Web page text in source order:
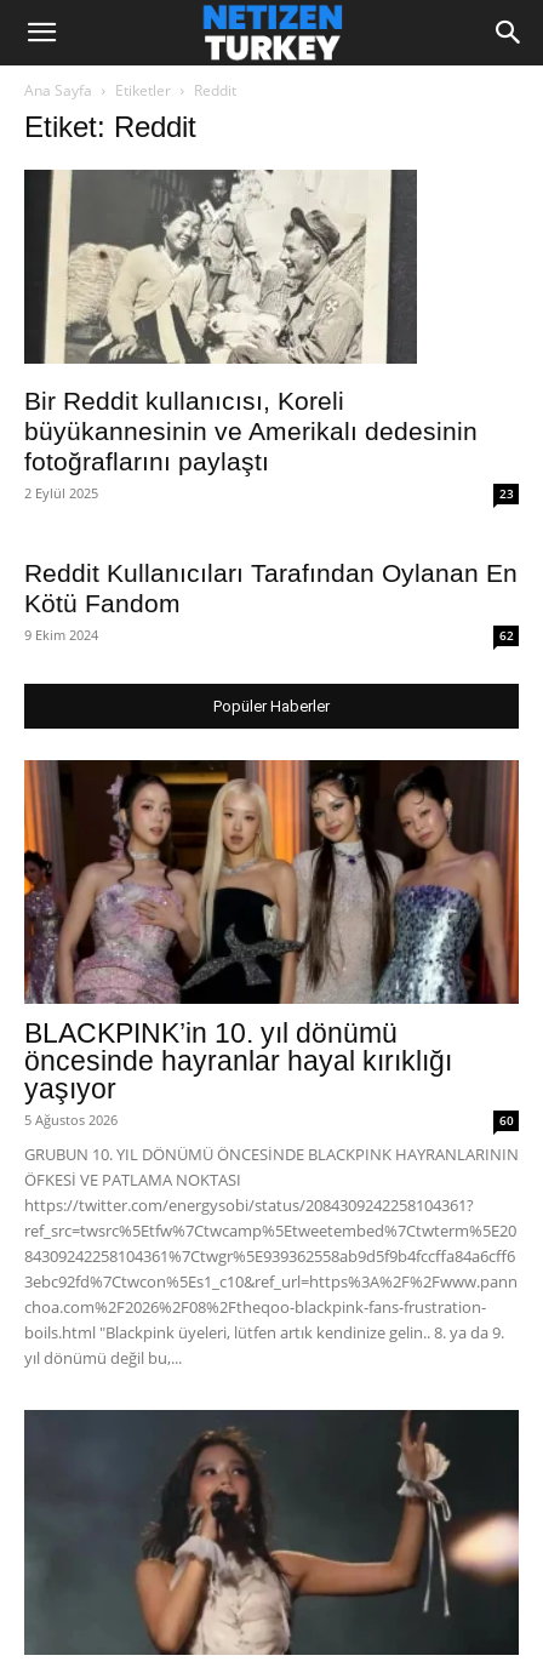
Ana Sayfa Etiketler Reddit
Etiket: Reddit
Bir Reddit kullanıcısı, Koreli
büyükannesinin ve Amerikalı dedesinin
fotoğraflarını paylaştı
2 Eylül 2025 23
Reddit Kullanıcıları Tarafından Oylanan En
Kötü Fandom
9 Ekim 2024 62
Popüler Haberler
BLACKPINK’in 10. yıl dönümü
öncesinde hayranlar hayal kırıklığı
yaşıyor
5 Ağustos 2026 60
GRUBUN 10. YIL DÖNÜMÜ ÖNCESİNDE BLACKPINK HAYRANLARININ
ÖFKESİ VE PATLAMA NOKTASI
https://twitter.com/energysobi/status/2084309242258104361?
ref_src=twsrc%5Etfw%7Ctwcamp%5Etweetembed%7Ctwterm%5E20
84309242258104361%7Ctwgr%5E939362558ab9d5f9b4fccffa84a6cff6
3ebc92fd%7Ctwcon%5Es1_c10&ref_url=https%3A%2F%2Fwww.pann
choa.com%2F2026%2F08%2Ftheqoo-blackpink-fans-frustration-
boils.html "Blackpink üyeleri, lütfen artık kendinize gelin.. 8. ya da 9.
yıl dönümü değil bu,...